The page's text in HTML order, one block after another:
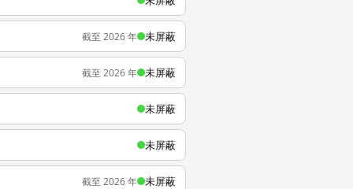
截至 2026 年 未屏蔽
截至 2026 年 未屏蔽
未屏蔽
未屏蔽
截至 2026 年 未屏蔽